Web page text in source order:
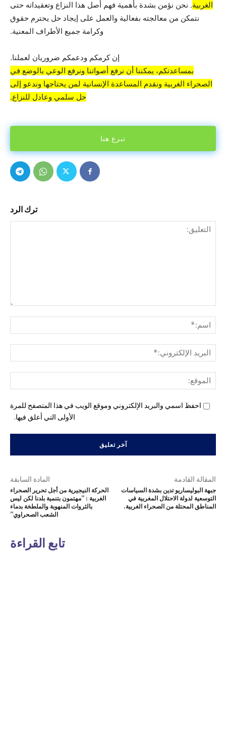
الغربية. نحن نؤمن بشدة بأهمية فهم أصل هذا النزاع وتعقيداته حتى
نتمكن من معالجته بفعالية والعمل على إيجاد حل يحترم حقوق
وكرامة جميع الأطراف المعنية.
إن كرمكم ودعمكم ضروريان لعملنا.
بمساعدتكم، يمكننا أن نرفع أصواتنا ونرفع الوعي بالوضع في
الصحراء الغربية ونقدم المساعدة الإنسانية لمن يحتاجها وندعو إلى
حل سلمي وعادل للنزاع.
تبرع هنا
ترك الرد
احفظ اسمي والبريد الإلكتروني وموقع الويب في هذا المتصفح للمرة
الأولى التي أعلق فيها.
المادة السابقة
الحركة النيجيرية من أجل تحرير الصحراء
الغربية : ”مهتمون بتنمية بلدنا لكن ليس
بالثروات المنهوبة والملطخة بدماء
الشعب الصحراوي”
المقالة القادمة
جبهة البوليساريو تدين بشدة السياسات
التوسعية لدولة الاحتلال المغربية في
المناطق المحتلة من الصحراء الغربية.
تابع القراءة